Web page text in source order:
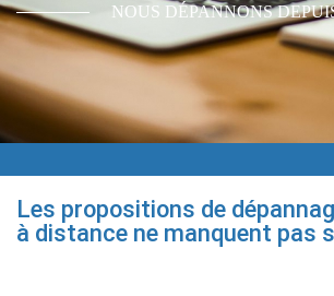
NOUS DÉPANNONS
Les propositions de
à distance ne manquent pas